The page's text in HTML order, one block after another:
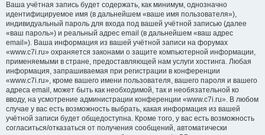
Ваша учётная запись будет содержать, как минимум, однозначно
идентифицируемое имя (в дальнейшем «ваше имя пользователя»),
индивидуальный пароль для входа под вашей учётной записью (далее
«ваш пароль») и реальный адрес email (в дальнейшем «ваш адрес
email»). Ваша информация из вашей учётной записи на форумах
«www.c7i.ru» охраняется законами о защите компьютерной информации,
применяемыми в стране, предоставляющей нам услуги хостинга. Любая
информация, запрашиваемая при регистрации в конференции
«www.c7i.ru», кроме вашего имени пользователя, вашего пароля и вашего
адреса email, может быть как необходимой, так и необязательной ко
вводу, на усмотрение администрации конференции «www.c7i.ru». В любом
случае у вас есть возможность выбрать, какая информация из вашей
учётной записи будет общедоступна. Кроме того, у вас есть возможность
согласиться/отказаться от получения сообщений, автоматически